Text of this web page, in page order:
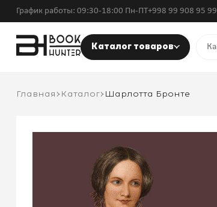
График работы: 09:30-18:00 Пн-ПТ+998 99 908 95 99
Каталог товаров
Главная Каталог Шарлотта Бронте